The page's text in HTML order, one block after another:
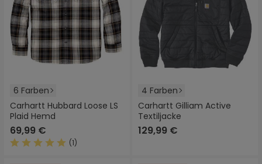
6 Farben
Carhartt Hubbard Loose LS
Plaid Hemd
69,99 €
(1)
4 Farben
Carhartt Gilliam Active
Textiljacke
129,99 €